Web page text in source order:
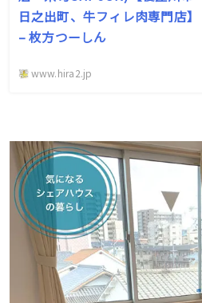
日之出町、牛フィレ肉専門店】
– 枚方つーしん
www.hira2.jp